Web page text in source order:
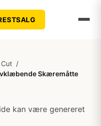
/
Skæremåtte
kan være genereret